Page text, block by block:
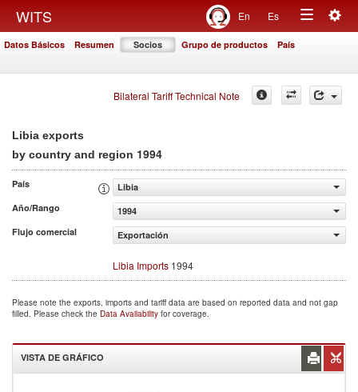
WITS En Es
Toggle
Datos Básicos Resumen Socios Grupo de productos País
Bilateral Tariff Technical Note
Libia exports
by country and region 1994
País
Libia
Año/Rango
1994
Flujo comercial
Exportación
Libia Imports 1994
Please note the exports, imports and tariff data are based on reported data and not gap
filled. Please check the Data Availability for coverage.
VISTA DE GRÁFICO